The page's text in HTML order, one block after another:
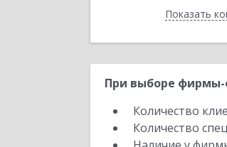
ПоказатьНазад
При выборе фирмы-
Количество
Количество